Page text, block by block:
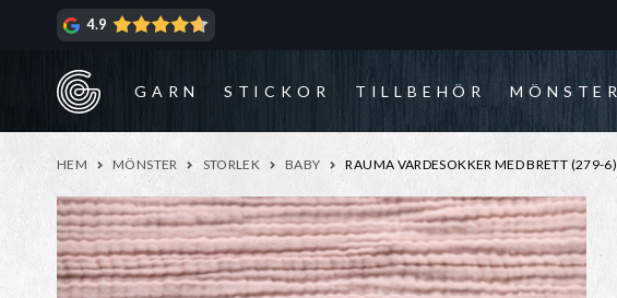
4.9
GARN STICKOR TILLBEHÖR MÖNSTER
HEM MÖNSTER STORLEK BABY RAUMA VARDESOKKER MED BRETT (279-6)